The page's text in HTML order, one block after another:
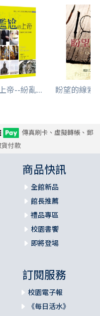
帝--紛亂... 盼望的線索
傳真刷卡、虛擬轉帳、郵
付款
商品快訊
全館新品
館長推薦
禮品專區
校園書饗
即將登場
訂閱服務
校園電子報
《每日活水》